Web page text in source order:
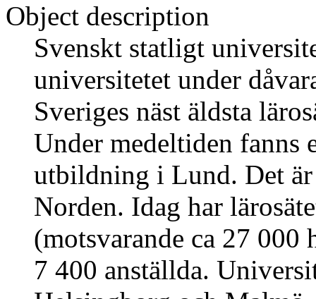
Object description
Svenskt statligt
universitetet under
Sveriges näst äldsta
Under medeltiden
utbildning i Lund. Det är
Norden. Idag har
(motsvarande ca 27
7 400 anställda.